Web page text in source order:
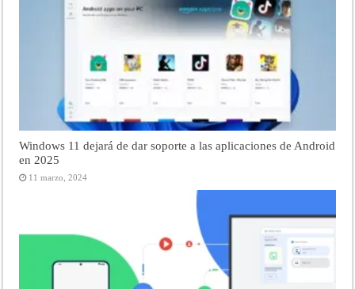
Windows 11 dejará de dar soporte a las aplicaciones de Android
en 2025
11 marzo, 2024